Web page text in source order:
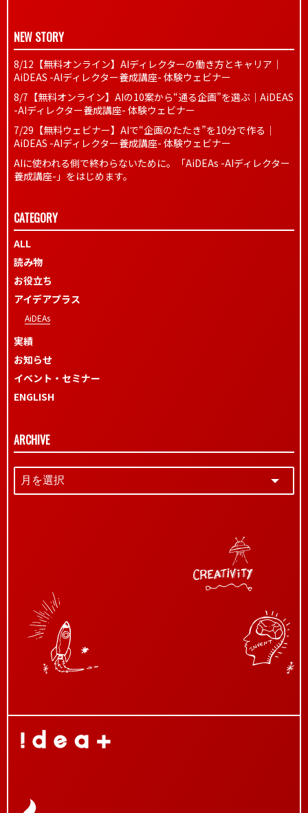
NEW STORY
8/12【無料オンライン】AIディレクターの働き方とキャリア｜
AiDEAS -AIディレクター養成講座- 体験ウェビナー
8/7【無料オンライン】AIの10案から“通る企画”を選ぶ｜AiDEAS
-AIディレクター養成講座- 体験ウェビナー
7/29【無料ウェビナー】AIで“企画のたたき”を10分で作る｜
AiDEAS -AIディレクター養成講座- 体験ウェビナー
AIに使われる側で終わらないために。「AiDEAs -AIディレクター
養成講座-」をはじめます。
CATEGORY
ALL
読み物
お役立ち
アイデアプラス
AiDEAs
実績
お知らせ
イベント・セミナー
ENGLISH
ARCHIVE